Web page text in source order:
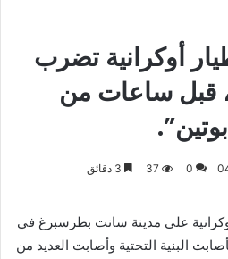
أوكرانية تضرب
قبل ساعات من
0
37
على مدينة سانت بطرسبرغ في
البنية التحتية وأصابت العديد من